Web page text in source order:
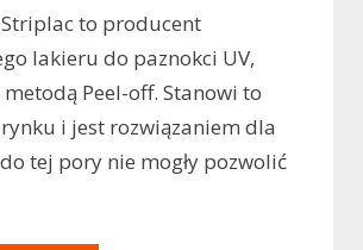
to producent
lakieru do paznokci UV,
Peel-off. Stanowi to
rynku i jest rozwiązaniem dla
tej pory nie mogły pozwolić